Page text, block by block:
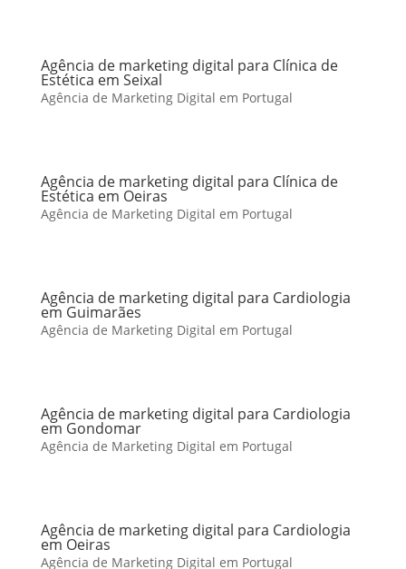
Agência de marketing digital para Clínica de
Estética em Seixal
Agência de Marketing Digital em Portugal
Agência de marketing digital para Clínica de
Estética em Oeiras
Agência de Marketing Digital em Portugal
Agência de marketing digital para Cardiologia
em Guimarães
Agência de Marketing Digital em Portugal
Agência de marketing digital para Cardiologia
em Gondomar
Agência de Marketing Digital em Portugal
Agência de marketing digital para Cardiologia
em Oeiras
Agência de Marketing Digital em Portugal